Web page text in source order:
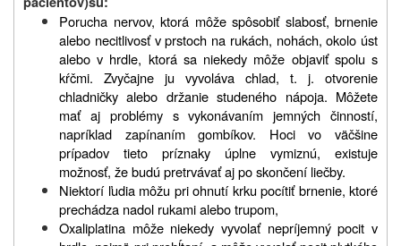
Porucha nervov, ktorá môže spôsobiť slabosť, brnenie
alebo necitlivosť v prstoch na rukách, nohách, okolo úst
alebo v hrdle, ktorá sa niekedy môže objaviť spolu s
kŕčmi. Zvyčajne ju vyvoláva chlad, t. j. otvorenie
chladničky alebo držanie studeného nápoja. Môžete
mať aj problémy s vykonávaním jemných činností,
napríklad zapínaním gombíkov. Hoci vo väčšine
prípadov tieto príznaky úplne vymiznú, existuje
možnosť, že budú pretrvávať aj po skončení liečby.
Niektorí ľudia môžu pri ohnutí krku pocítiť brnenie, ktoré
prechádza nadol rukami alebo trupom,
Oxaliplatina môže niekedy vyvolať nepríjemný pocit v